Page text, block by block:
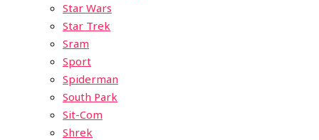
Star Wars
Star Trek
Sram
Sport
Spiderman
South Park
Sit-Com
Shrek